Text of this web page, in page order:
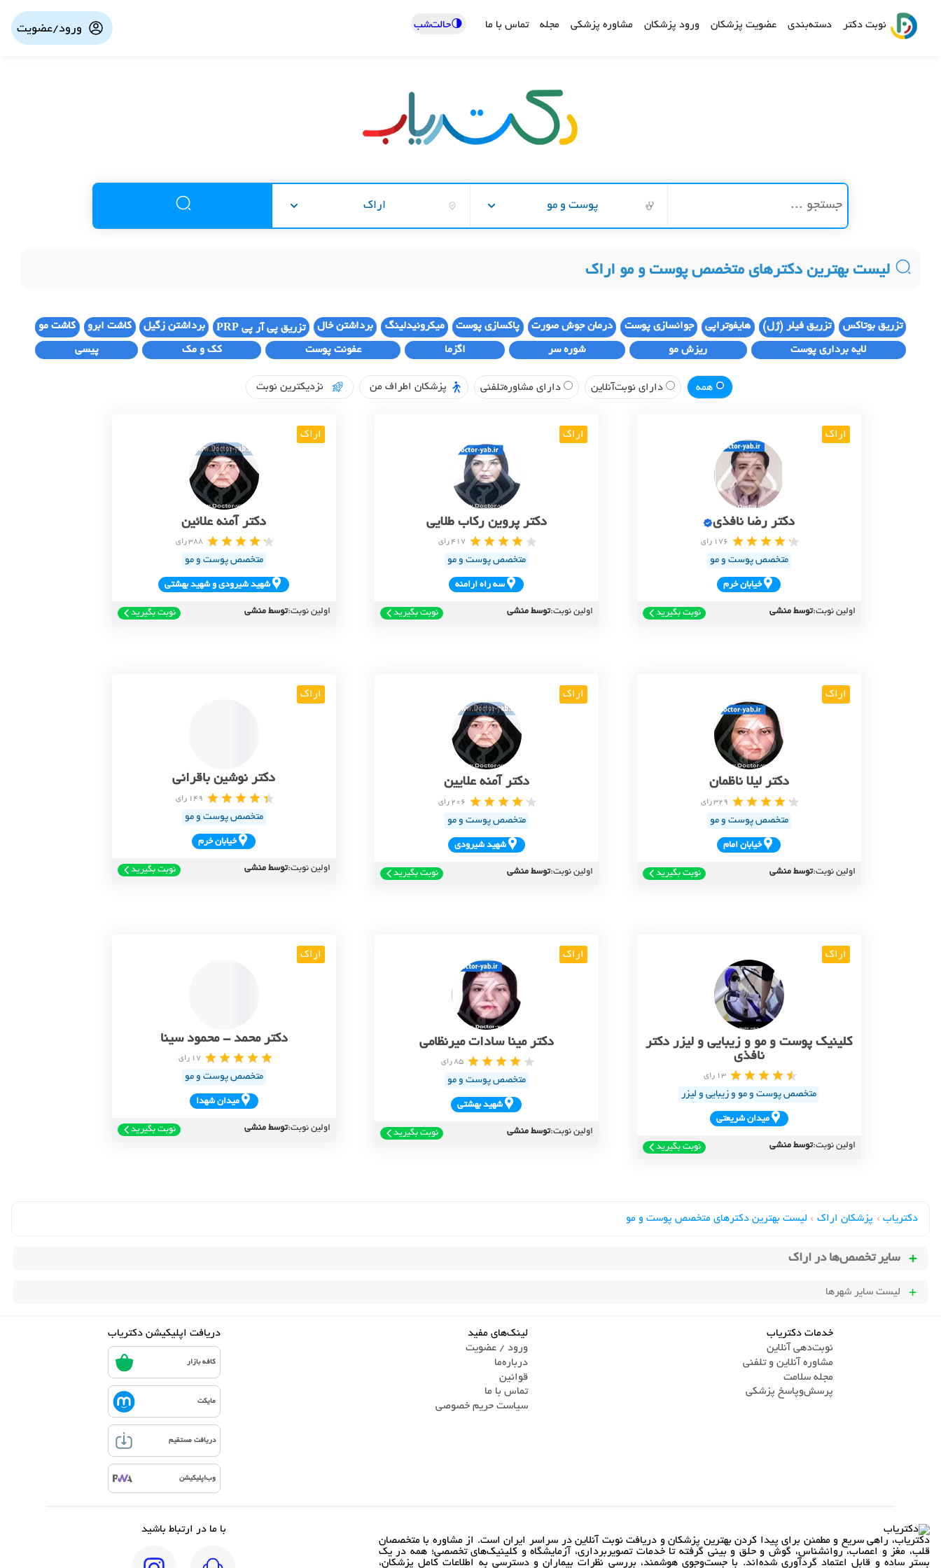
نوبت دکتر دسته‌بندی عضویت پزشکان ورود پزشکان مشاوره پزشکی مجله تماس با ما 🌗حالت‌شب ورود/عضویت
پوست و مو اراک
لیست بهترین دکترهای متخصص پوست و مو اراک
تزریق بوتاکس تزریق فیلر (ژل) هایفوتراپی جوانسازی پوست درمان جوش صورت پاکسازی پوست میکرونیدلینگ برداشتن خال تزریق پی آر پی PRP برداشتن زگیل کاشت ابرو کاشت مو
لایه برداری پوست ریزش مو شوره سر اگزما عفونت پوست کک و مک پیسی
همه دارای نوبت‌آنلاین دارای مشاوره‌تلفنی پزشکان اطراف من نزدیکترین نوبت
اراک
دکتر رضا نافذی
176 رای
متخصص پوست و مو
خيابان خرم
اولین نوبت:توسط منشی نوبت بگیرید
اراک
دکتر پروین رکاب طلایی
417 رای
متخصص پوست و مو
سه راه ارامنه
اولین نوبت:توسط منشی نوبت بگیرید
اراک
دکتر آمنه علائین
388 رای
متخصص پوست و مو
شهيد شيرودي و شهيد بهشتي
اولین نوبت:توسط منشی نوبت بگیرید
اراک
دکتر لیلا ناظمان
329 رای
متخصص پوست و مو
خيابان امام
اولین نوبت:توسط منشی نوبت بگیرید
اراک
دکتر آمنه علایین
206 رای
متخصص پوست و مو
شهيد شيرودي
اولین نوبت:توسط منشی نوبت بگیرید
اراک
دکتر نوشین باقرانی
149 رای
متخصص پوست و مو
خيابان خرم
اولین نوبت:توسط منشی نوبت بگیرید
اراک
کلینیک پوست و مو و زیبایی و لیزر دکتر
نافذی
13 رای
متخصص پوست و مو و زیبایی و لیزر
ميدان شريعتي
اولین نوبت:توسط منشی نوبت بگیرید
اراک
دکتر مینا سادات میرنظامی
85 رای
متخصص پوست و مو
شهيد بهشتي
اولین نوبت:توسط منشی نوبت بگیرید
اراک
دکتر محمد - محمود سینا
17 رای
متخصص پوست و مو
ميدان شهدا
اولین نوبت:توسط منشی نوبت بگیرید
دکتریاب › پزشکان اراک › لیست بهترین دکترهای متخصص پوست و مو
سایر تخصص‌ها در اراک
لیست سایر شهرها
خدمات دکتریاب
نوبت‌دهی آنلاین
مشاوره آنلاین و تلفنی
مجله سلامت
پرسش‌و‌پاسخ پزشکی
لینک‌های مفید
ورود / عضویت
درباره‌ما
قوانین
تماس ‌با ما
سیاست حریم خصوصی
دریافت اپلیکیشن دکتریاب
کافه بازار
مایکت
دریافت مستقیم
وب‌اپلیکیشن
دکتریاب، راهی سریع و مطمئن برای پیدا کردن بهترین پزشکان و دریافت نوبت آنلاین در سراسر ایران است. از مشاوره با متخصصان
قلب، مغز و اعصاب، روانشناس، گوش و حلق و بینی گرفته تا خدمات تصویربرداری، آزمایشگاه و کلینیک‌های تخصصی؛ همه در یک
بستر ساده و قابل اعتماد گردآوری شده‌اند. با جست‌وجوی هوشمند، بررسی نظرات بیماران و دسترسی به اطلاعات کامل پزشکان،
با ما در ارتباط باشید